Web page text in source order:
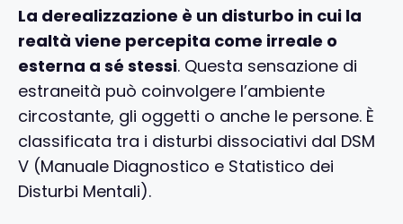
La derealizzazione è un disturbo in cui la
realtà viene percepita come irreale o
esterna a sé stessi. Questa sensazione di
estraneità può coinvolgere l’ambiente
circostante, gli oggetti o anche le persone. È
classificata tra i disturbi dissociativi dal DSM
V (Manuale Diagnostico e Statistico dei
Disturbi Mentali).